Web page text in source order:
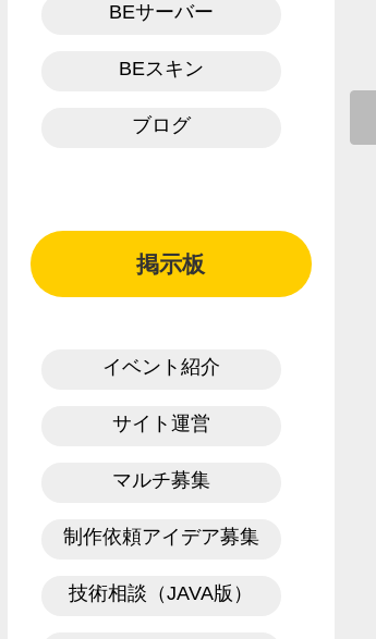
BEサーバー
BEスキン
ブログ
掲示板
イベント紹介
サイト運営
マルチ募集
制作依頼アイデア募集
技術相談（JAVA版）